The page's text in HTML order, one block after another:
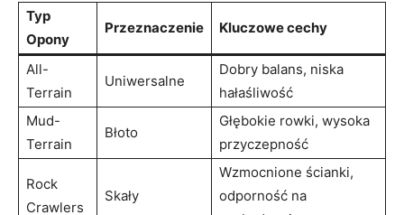
Typ
Opony
Przeznaczenie Kluczowe ⁤cechy
All-
Terrain
Uniwersalne
Dobry balans, niska
hałaśliwość
Mud-
Terrain
Błoto
Głębokie rowki, wysoka
przyczepność
Rock
Crawlers
Skały
Wzmocnione ścianki,
odporność na